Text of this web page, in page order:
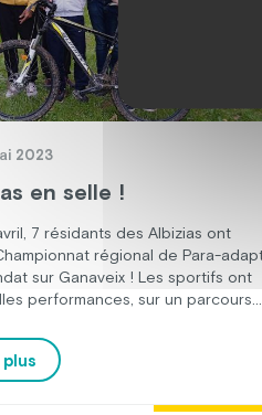
2023
en selle !
7 résidants des Albizias ont
régional de Para-
sur Ganaveix ! Les sportifs ont
performances, sur un parcours
plus